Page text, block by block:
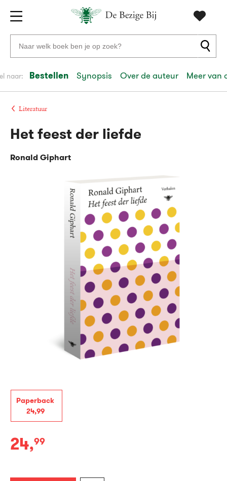
Gratis
verzending
vanaf
20
euro
Voor
23:59
volgendein
Veilig
Gratis
Zoeken
naar
auteurs
en
uitgevers
naar: Bestellen Synopsis Over de auteur Meer van
Literatuur
Paperback
24,99
Paperback:
24,99
Het feest der liefde
Ronald Giphart